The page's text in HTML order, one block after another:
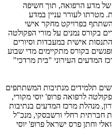
של מדע הרפואה, תוך חשיפה
מטרתו לעורר עניין במדע
בפרויקט מחקר אישי
בקורס נמנים על מורי הפקולטה
אישית במעבדות וסיורים
בקורס מתקיימים מדי שבוע
המדעים העירוני "בית מרדכי"
תלמידים מנתיבות המשתתפים
לרפואה פרופ' יוסי מקורי,
מנהלת מרכז המדעים בנתיבות
חברתית רחלי ורשבסקי, מנכ"ל
וחתן פרס ישראל פרופ' יוסי